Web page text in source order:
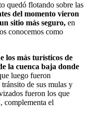
quedó flotando sobre las
del momento vieron
sitio más seguro, en
conocemos como
los más turísticos de
la cuenca baja donde
luego fueron
de sus mulas y
fueron los que
complementa el